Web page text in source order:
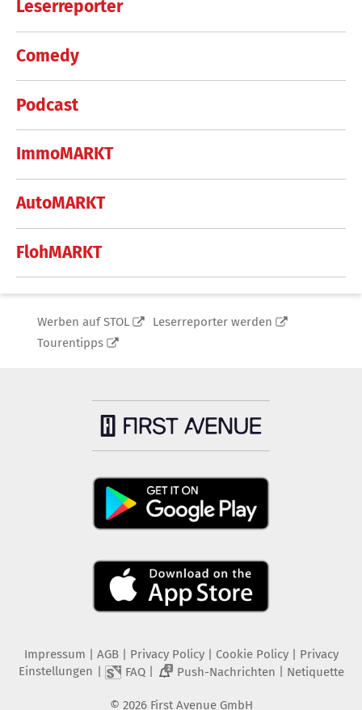
Leserreporter
Comedy
Podcast
ImmoMARKT
AutoMARKT
FlohMARKT
Werben auf STOL
Leserreporter werden
Tourentipps
Impressum AGB Privacy Policy| Cookie Policy| Privacy
Einstellungen
FAQ| 2 Push-Nachrichten Netiquette
© 2026 First Avenue GmbH